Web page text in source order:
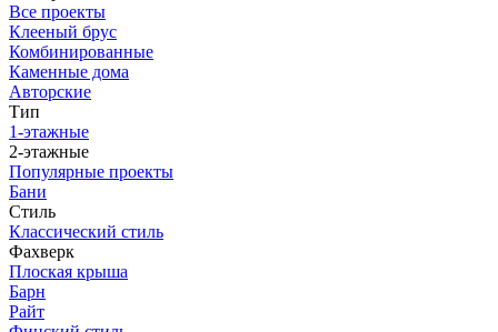
Все проекты
Клееный брус
Комбинированные
Каменные дома
Авторские
Тип
1-этажные
2-этажные
Популярные проекты
Бани
Стиль
Классический стиль
Фахверк
Плоская крыша
Барн
Райт